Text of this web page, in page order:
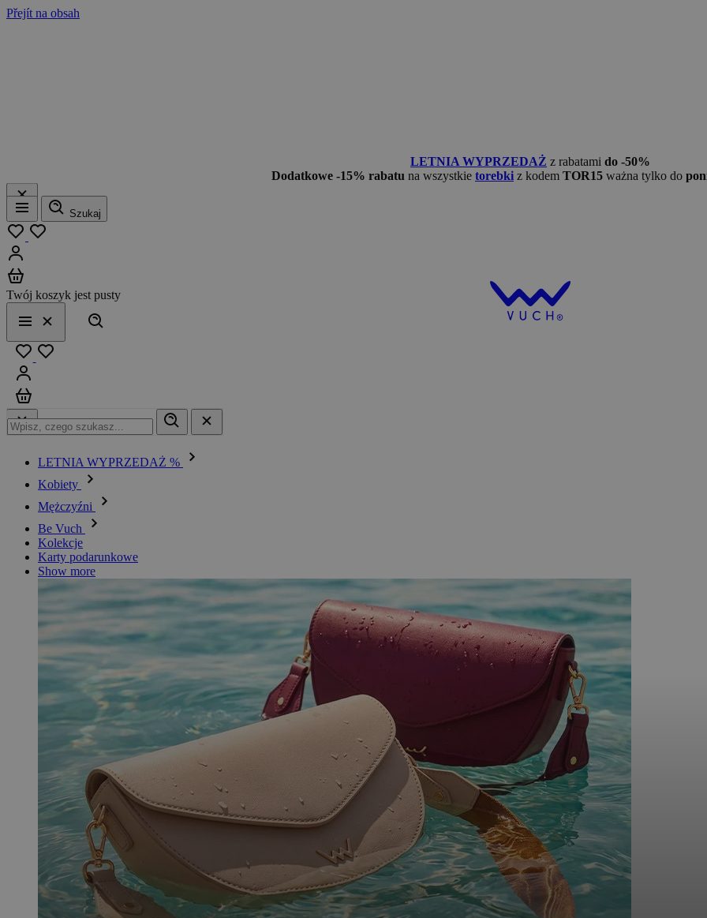
Přejít na obsah
LETNIA WYPRZEDAŻ z rabatami do -50%
Dodatkowe -15% rabatu na wszystkie torebki z kodem TOR15 ważna tylko do
Menu
Szukaj
Twój koszyk jest pusty
Menu
Zamknij
LETNIA WYPRZEDAŻ %
Kobiety
Mężczyźni
Be Vuch
Kolekcje
Karty podarunkowe
Show more